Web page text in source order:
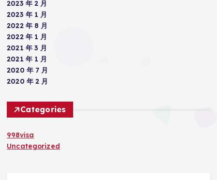
2023 年 2 月
2023 年 1 月
2022 年 8 月
2022 年 1 月
2021 年 3 月
2021 年 1 月
2020 年 7 月
2020 年 2 月
Categories
998visa
Uncategorized